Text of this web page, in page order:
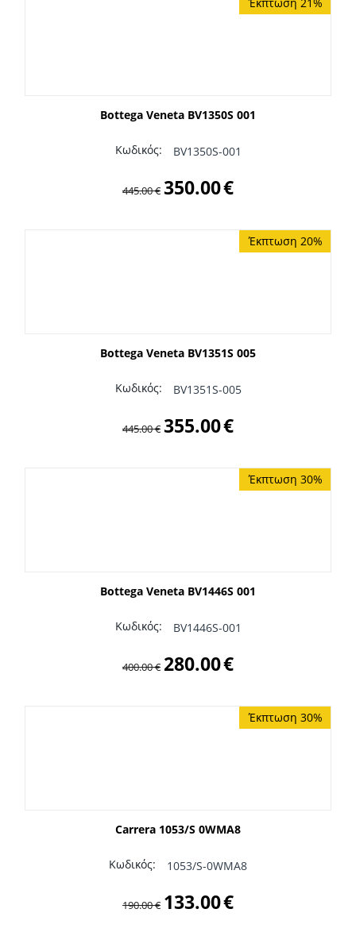
Bottega Veneta BV1350S 001
Κωδικός: BV1350S-001
445.00€ 350.00€
Έκπτωση 20%
Bottega Veneta BV1351S 005
Κωδικός: BV1351S-005
445.00€ 355.00€
Έκπτωση 30%
Bottega Veneta BV1446S 001
Κωδικός: BV1446S-001
400.00€ 280.00€
Έκπτωση 30%
Carrera 1053/S 0WMA8
Κωδικός: 1053/S-0WMA8
190.00€ 133.00€